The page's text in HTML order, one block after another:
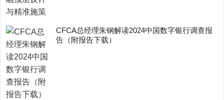
CFCA总经理朱钢解读2024中国数字银行调查报
告（附报告下载）